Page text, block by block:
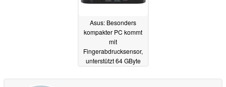
Asus: Besonders
kompakter PC kommt
mit
Fingerabdrucksensor,
unterstützt 64 GByte